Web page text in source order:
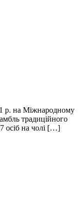
р. на Міжнародному
традиційного
осіб на чолі […]